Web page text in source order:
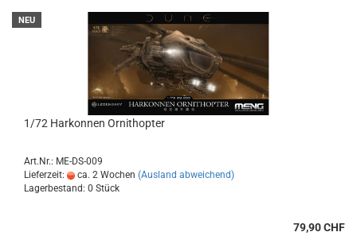
NEU
1/72 Harkonnen Ornithopter
Art.Nr.: ME-DS-009
Lieferzeit:
ca. 2 Wochen (Ausland abweichend)
Lagerbestand: 0 Stück
79,90 CHF